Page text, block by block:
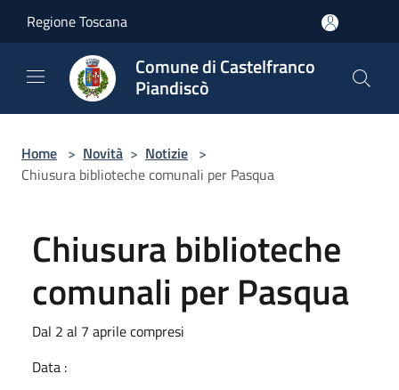
Regione Toscana
Comune di Castelfranco
Piandiscò
Home > Novità > Notizie >
Chiusura biblioteche comunali per Pasqua
Chiusura biblioteche
comunali per Pasqua
Dal 2 al 7 aprile compresi
Data :